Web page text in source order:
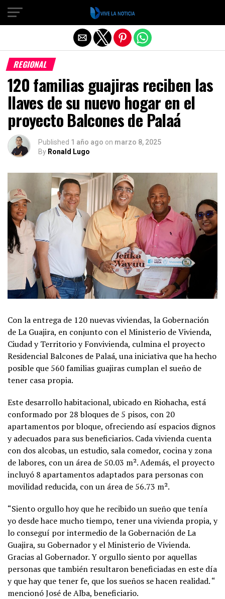
REGIONAL
120 familias guajiras reciben las
llaves de su nuevo hogar en el
proyecto Balcones de Palaá
Published 1 año ago on marzo 8, 2025
By Ronald Lugo
Con la entrega de 120 nuevas viviendas, la Gobernación
de La Guajira, en conjunto con el Ministerio de Vivienda,
Ciudad y Territorio y Fonvivienda, culmina el proyecto
Residencial Balcones de Palaá, una iniciativa que ha hecho
posible que 560 familias guajiras cumplan el sueño de
tener casa propia.
Este desarrollo habitacional, ubicado en Riohacha, está
conformado por 28 bloques de 5 pisos, con 20
apartamentos por bloque, ofreciendo así espacios dignos
y adecuados para sus beneficiarios. Cada vivienda cuenta
con dos alcobas, un estudio, sala comedor, cocina y zona
de labores, con un área de 50.03 m². Además, el proyecto
incluyó 8 apartamentos adaptados para personas con
movilidad reducida, con un área de 56.73 m².
“Siento orgullo hoy que he recibido un sueño que tenía
yo desde hace mucho tiempo, tener una vivienda propia, y
lo conseguí por intermedio de la Gobernación de La
Guajira, su Gobernador y el Ministerio de Vivienda.
Gracias al Gobernador. Y orgullo siento por aquellas
personas que también resultaron beneficiadas en este día
y que hay que tener fe, que los sueños se hacen realidad. “
mencionó José de Alba, beneficiario.
Salir de la versión móvil